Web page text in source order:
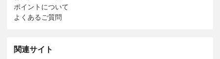
ポイントについて
よくあるご質問
関連サイト